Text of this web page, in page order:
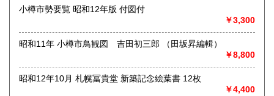
領収書をご希望されているお客様は、【必ず、お振込み/ご決
済前にご連絡ください】。お振込後/ご決済後には、ご希望に
沿えないことをご了承ください(即決ご注文をお選びの際に
は、ご注文の前後にご連絡ください)●
●御公費でのご購入の場合にも、「日本の古本屋」からのご注
文をお願い申し上げます。なお後払いでの公費ご購入は本体
価格3,000円以上からお受けいたします●
小樽市勢要覧 昭和12年版 付図付
￥3,300
昭和11年 小樽市鳥観図 吉田初三郎 （田坂昇編輯）
￥8,800
昭和12年10月 札幌冨貴堂 新築記念絵葉書 12枚
￥4,400